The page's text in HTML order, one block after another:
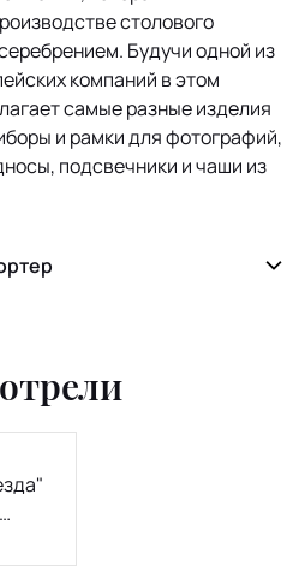
столового
Будучи одной из
компаний в этом
самые разные изделия
и рамки для фотографий,
подсвечники и чаши из